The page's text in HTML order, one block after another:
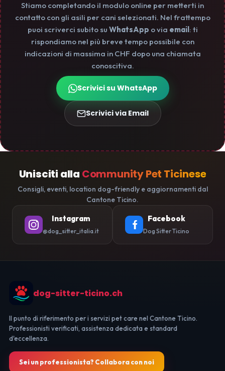
Stiamo completando il modulo online per metterti in
contatto con gli asili per cani selezionati. Nel frattempo
puoi scriverci subito su WhatsApp o via email : ti
rispondiamo nel più breve tempo possibile con
indicazioni di massima in CHF dopo una chiamata
conoscitiva.
Scrivici su WhatsApp
Scrivici via Email
Unisciti alla Community Pet Ticinese
Consigli, eventi, location dog-friendly e aggiornamenti dal
Cantone Ticino.
Instagram
@dog_sitter_italia.it
Facebook
Dog Sitter Ticino
dog-sitter-ticino.ch
Il punto di riferimento per i servizi pet care nel Cantone Ticino.
Professionisti verificati, assistenza dedicata e standard
d'eccellenza.
Sei un professionista? Collabora con noi